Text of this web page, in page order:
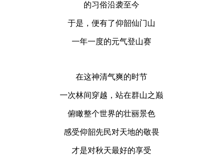
的习俗沿袭至今
于是，便有了仰韶仙门山
一年一度的元气登山赛
在这神清气爽的时节
一次林间穿越，站在群山之巅
俯瞰整个世界的壮丽景色
感受仰韶先民对天地的敬畏
才是对秋天最好的享受